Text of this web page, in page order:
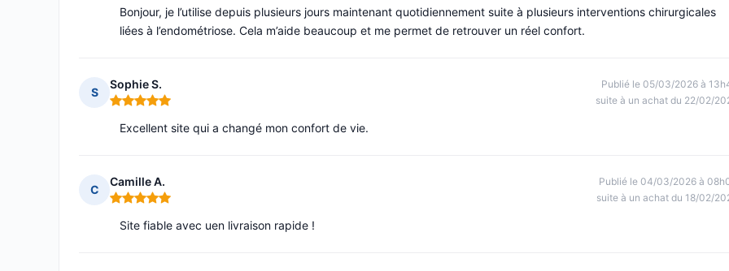
Bonjour, je l’utilise depuis plusieurs jours maintenant quotidiennement suite à plusieurs interventions chirurgicales
liées à l’endométriose. Cela m’aide beaucoup et me permet de retrouver un réel confort.
S
Sophie S.
Note : 5 sur 5
Publié le 05/03/2026 à
suite à un achat du 22/02/
Excellent site qui a changé mon confort de vie.
C
Camille A.
Note : 5 sur 5
Publié le 04/03/2026 à
suite à un achat du 18/02/
Site fiable avec uen livraison rapide !